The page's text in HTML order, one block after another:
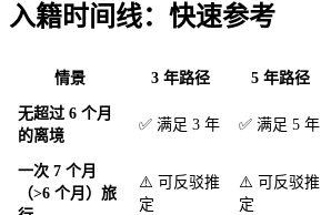
入籍时间线：快速参考
情景 3 年路径 5 年路径
无超过 6 个月
的离境
✅ 满足 3 年 ✅ 满足 5 年
一次 7 个月
（>6 个月）旅
⚠️ 可反驳推
定
⚠️ 可反驳推
定